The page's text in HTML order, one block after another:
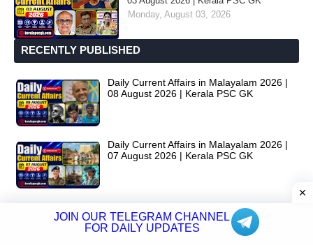
Monday, August 03, 2026
RECENTLY PUBLISHED
Daily Current Affairs in Malayalam 2026 |
08 August 2026 | Kerala PSC GK
Daily Current Affairs in Malayalam 2026 |
07 August 2026 | Kerala PSC GK
Daily Current Affairs in Malayalam 2026 |
06 August 2026 | Kerala PSC GK
JOIN OUR TELEGRAM CHANNEL
FOR DAILY UPDATES